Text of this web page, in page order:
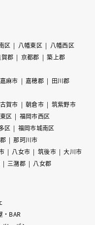
区 八幡東区
八幡西区
郡 京都郡
築上郡
嘉麻市 嘉穂郡
田川郡
古賀市 朝倉市
筑紫野市
区
福岡市西区
区
福岡市城南区
那珂川市
八女市 筑後市
大川市
三潴郡 八女郡
・BAR